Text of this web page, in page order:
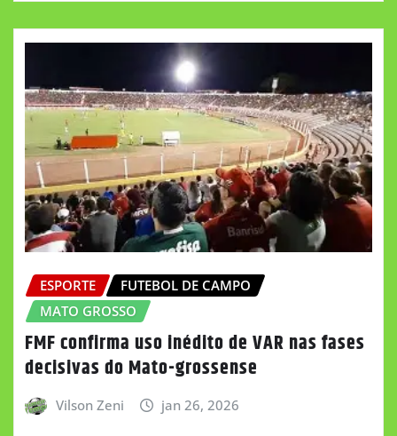
ESPORTE
FUTEBOL DE CAMPO
MATO GROSSO
FMF confirma uso inédito de VAR nas fases
decisivas do Mato-grossense
Vilson Zeni jan 26, 2026